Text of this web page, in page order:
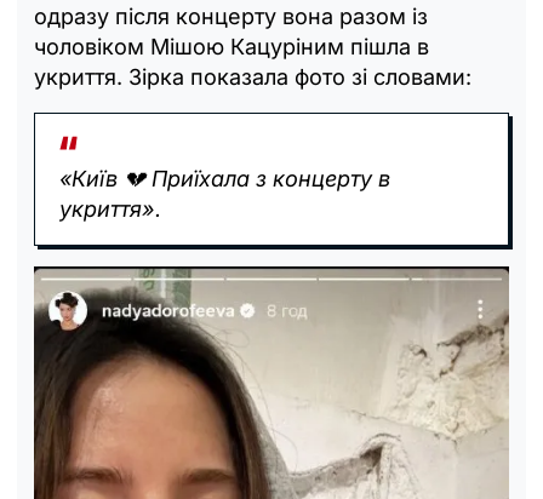
одразу після концерту вона разом із
чоловіком Мішою Кацуріним пішла в
укриття. Зірка показала фото зі словами:
«Київ 💔 Приїхала з концерту в
укриття».